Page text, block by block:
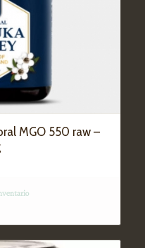
MGO 550 raw –